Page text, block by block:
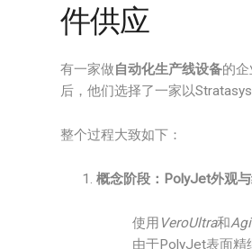
件供应
有一家做自动化生产线设备的
后，他们选择了一家以
整个过程大致如下：
概念阶段：PolyJet外观
使用 VeroUltra和
由于PolyJet表面精